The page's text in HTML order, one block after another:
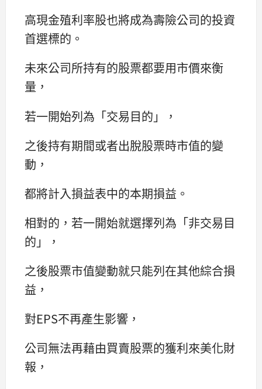
高現金殖利率股也將成為壽險公司的投資
首選標的。
未來公司所持有的股票都要用市價來衡
量，
若一開始列為「交易目的」，
之後持有期間或者出脫股票時市值的變
動，
都將計入損益表中的本期損益。
相對的，若一開始就選擇列為「非交易目
的」，
之後股票市值變動就只能列在其他綜合損
益，
對EPS不再產生影響，
公司無法再藉由買賣股票的獲利來美化財
報，